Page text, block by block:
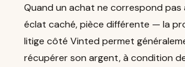
Quand un achat ne correspond pas
éclat caché, pièce différente — la
litige côté Vinted permet
récupérer son argent, à condition